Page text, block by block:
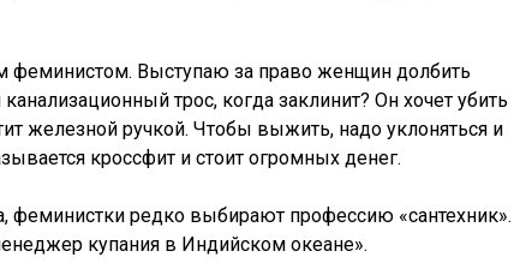
феминистом. Выступаю за право женщин долбить
трос, когда заклинит? Он хочет убить
железной ручкой. Чтобы выжить, надо уклоняться и
кроссфит и стоит огромных денег.
феминистки редко выбирают профессию «сантехник».
купания в Индийском океане».